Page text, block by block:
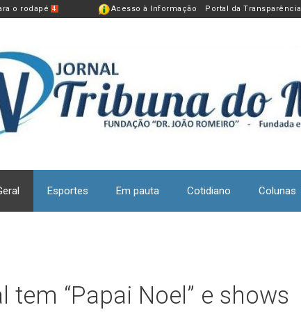
o rodapé 4 Acesso à Informação Portal da Transparência
Esportes Em pauta Cotidiano Colunas
“Papai Noel” e shows